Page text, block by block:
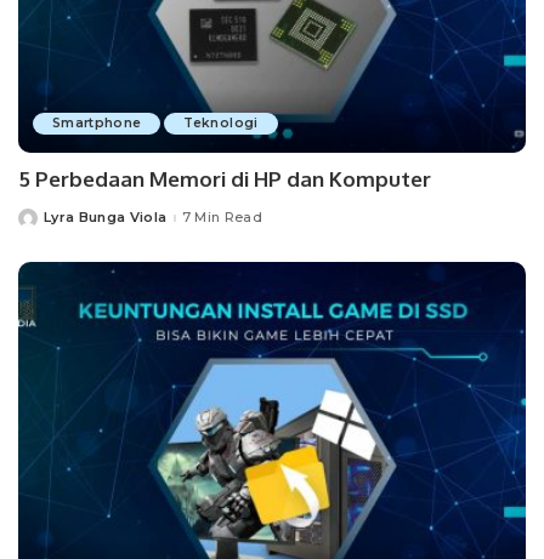
Smartphone Teknologi
5 Perbedaan Memori di HP dan Komputer
PostedLyra Bunga Viola 7 Min Read